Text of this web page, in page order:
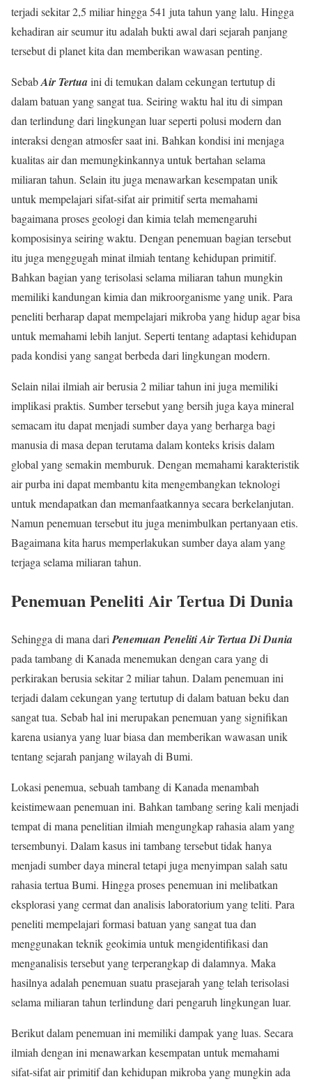
terjadi sekitar 2,5 miliar hingga 541 juta tahun yang lalu. Hingga
kehadiran air seumur itu adalah bukti awal dari sejarah panjang
tersebut di planet kita dan memberikan wawasan penting.
SebabAir Tertuaini di temukan dalam cekungan tertutup di
dalam batuan yang sangat tua. Seiring waktu hal itu di simpan
dan terlindung dari lingkungan luar seperti polusi modern dan
interaksi dengan atmosfer saat ini. Bahkan kondisi ini menjaga
kualitas air dan memungkinkannya untuk bertahan selama
miliaran tahun. Selain itu juga menawarkan kesempatan unik
untuk mempelajari sifat-sifat air primitif serta memahami
bagaimana proses geologi dan kimia telah memengaruhi
komposisinya seiring waktu. Dengan penemuan bagian tersebut
itu juga menggugah minat ilmiah tentang kehidupan primitif.
Bahkan bagian yang terisolasi selama miliaran tahun mungkin
memiliki kandungan kimia dan mikroorganisme yang unik. Para
peneliti berharap dapat mempelajari mikroba yang hidup agar bisa
untuk memahami lebih lanjut. Seperti tentang adaptasi kehidupan
pada kondisi yang sangat berbeda dari lingkungan modern.
Selain nilai ilmiah air berusia 2 miliar tahun ini juga memiliki
implikasi praktis. Sumber tersebut yang bersih juga kaya mineral
semacam itu dapat menjadi sumber daya yang berharga bagi
manusia di masa depan terutama dalam konteks krisis dalam
global yang semakin memburuk. Dengan memahami karakteristik
air purba ini dapat membantu kita mengembangkan teknologi
untuk mendapatkan dan memanfaatkannya secara berkelanjutan.
Namun penemuan tersebut itu juga menimbulkan pertanyaan etis.
Bagaimana kita harus memperlakukan sumber daya alam yang
terjaga selama miliaran tahun.
Penemuan Peneliti Air Tertua Di Dunia
Sehingga di mana dari Penemuan Peneliti Air Tertua Di Dunia
pada tambang di Kanada menemukan dengan cara yang di
perkirakan berusia sekitar 2 miliar tahun. Dalam penemuan ini
terjadi dalam cekungan yang tertutup di dalam batuan beku dan
sangat tua. Sebab hal ini merupakan penemuan yang signifikan
karena usianya yang luar biasa dan memberikan wawasan unik
tentang sejarah panjang wilayah di Bumi.
Lokasi penemua, sebuah tambang di Kanada menambah
keistimewaan penemuan ini. Bahkan tambang sering kali menjadi
tempat di mana penelitian ilmiah mengungkap rahasia alam yang
tersembunyi. Dalam kasus ini tambang tersebut tidak hanya
menjadi sumber daya mineral tetapi juga menyimpan salah satu
rahasia tertua Bumi. Hingga proses penemuan ini melibatkan
eksplorasi yang cermat dan analisis laboratorium yang teliti. Para
peneliti mempelajari formasi batuan yang sangat tua dan
menggunakan teknik geokimia untuk mengidentifikasi dan
menganalisis tersebut yang terperangkap di dalamnya. Maka
hasilnya adalah penemuan suatu prasejarah yang telah terisolasi
selama miliaran tahun terlindung dari pengaruh lingkungan luar.
Berikut dalam penemuan ini memiliki dampak yang luas. Secara
ilmiah dengan ini menawarkan kesempatan untuk memahami
sifat-sifat air primitif dan kehidupan mikroba yang mungkin ada